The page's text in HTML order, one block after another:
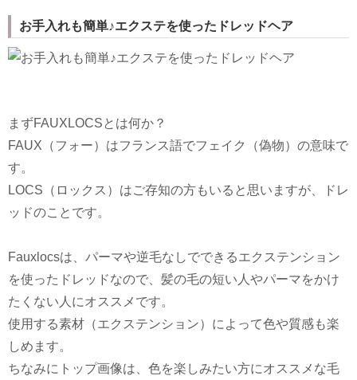
お手入れも簡単♪エクステを使ったドレッドヘア
まずFAUXLOCSとは何か？
FAUX（フォー）はフランス語でフェイク（偽物）の意味で
す。
LOCS（ロックス）はご存知の方もいると思いますが、ドレ
ッドのことです。
Fauxlocsは、パーマや逆毛なしでできるエクステンション
を使ったドレッドなので、髪の毛の短い人やパーマをかけ
たくない人にオススメです。
使用する素材（エクステンション）によって色や質感も楽
しめます。
ちなみにトップ画像は、色を楽しみたい方にオススメな毛